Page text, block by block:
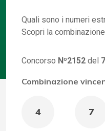
Quali sono i numeri
Scopri la
Concorso Nº2152 del
Combinazione
4 7